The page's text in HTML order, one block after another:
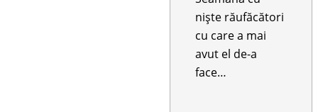
niște răufăcători
cu care a mai
avut el de-a
face…